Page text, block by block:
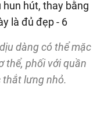
dàng có thể mặc
thể, phối với quần
thắt lưng nhỏ.